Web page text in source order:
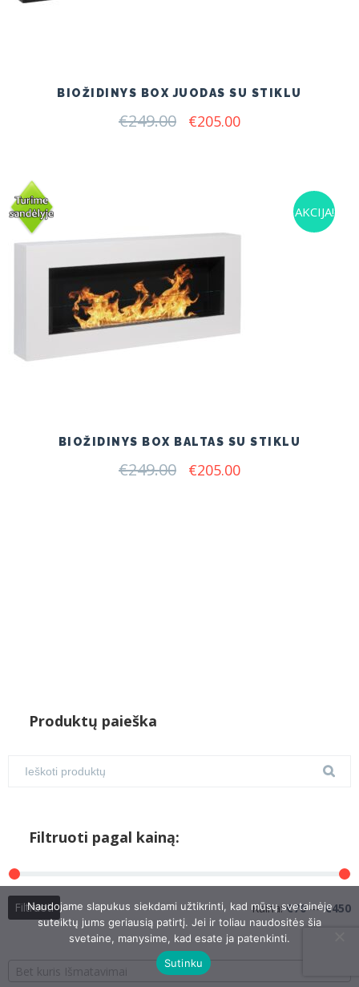
BIOŽIDINYS BOX JUODAS SU STIKLU
€249.00 Original
€205.00Current
AKCIJA!
BIOŽIDINYS BOX BALTAS SU STIKLU
€249.00 Original
€205.00Current
Produktų paieška
Filtruoti pagal kainą:
Filtruoti Kaina:€70—€450
Bet kuris Išmatavimai
Naudojame slapukus siekdami užtikrinti, kad mūsų svetainėje
suteiktų jums geriausią patirtį. Jei ir toliau naudositės šia
svetaine, manysime, kad esate ja patenkinti.
Sutinku